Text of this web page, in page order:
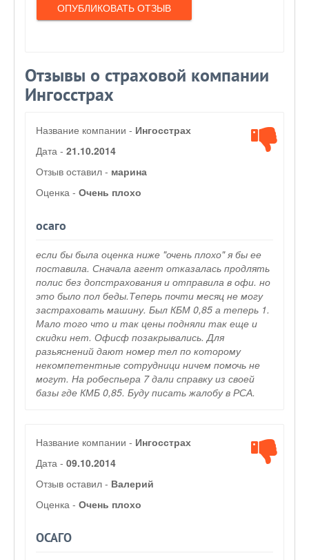
ОПУБЛИКОВАТЬ ОТЗЫВ
Отзывы о страховой компании
Ингосстрах
Название компании - Ингосстрах
Дата - 21.10.2014
Отзыв оставил - марина
Оценка - Очень плохо
осаго
если бы была оценка ниже "очень плохо" я бы ее
поставила. Сначала агент отказалась продлять
полис без допстрахования и отправила в офи. но
это было пол беды.Теперь почти месяц не могу
застраховать машину. Был КБМ 0,85 а теперь 1.
Мало того что и так цены подняли так еще и
скидки нет. Офисф позакрывались. Для
разьяснений дают номер тел по которому
некомпетентные сотрудници ничем помочь не
могут. На робеспьера 7 дали справку из своей
базы где КМБ 0,85. Буду писать жалобу в РСА.
Название компании - Ингосстрах
Дата - 09.10.2014
Отзыв оставил - Валерий
Оценка - Очень плохо
ОСАГО